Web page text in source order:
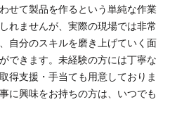
せて製品を作るという単純な作業
れませんが、実際の現場では非常
自分のスキルを磨き上げていく面
できます。未経験の方には丁寧な
得支援・手当ても用意しておりま
に興味をお持ちの方は、いつでも